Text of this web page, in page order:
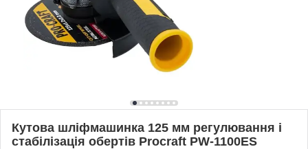
Кутова шліфмашинка 125 мм регулювання і
стабілізація обертів Procraft PW-1100ES